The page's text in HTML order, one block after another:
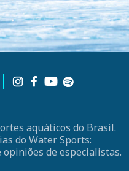
aquáticos do Brasil.
do Water Sports:
de especialistas.